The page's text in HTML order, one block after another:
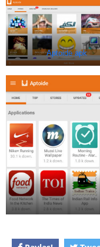
Aptoide apk